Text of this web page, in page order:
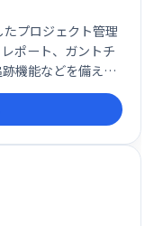
プロジェクト管理
ポート、ガントチ
機能などを備え、
プリント計画など
ー設定と、マーク
ユーザーまでは無料
ドアロンで導入可